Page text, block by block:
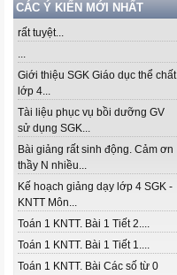
CÁC Ý KIẾN MỚI NHẤT
rất tuyệt...
...
Giới thiệu SGK Giáo dục thể chất
lớp 4...
Tài liệu phục vụ bồi dưỡng GV
sử dụng SGK...
Bài giảng rất sinh động. Cảm ơn
thầy N nhiều...
Kế hoạch giảng dạy lớp 4 SGK -
KNTT Môn...
Toán 1 KNTT. Bài 1 Tiết 2....
Toán 1 KNTT. Bài 1 Tiết 1....
Toán 1 KNTT. Bài Các số từ 0